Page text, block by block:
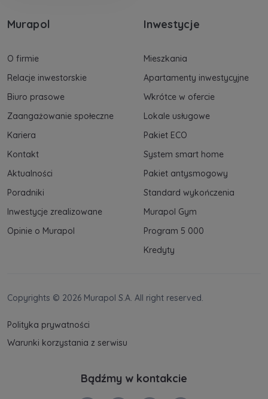
Murapol
O firmie
Relacje inwestorskie
Biuro prasowe
Zaangażowanie społeczne
Kariera
Kontakt
Aktualności
Poradniki
Inwestycje zrealizowane
Opinie o Murapol
Inwestycje
Mieszkania
Apartamenty inwestycyjne
Wkrótce w ofercie
Lokale usługowe
Pakiet ECO
System smart home
Pakiet antysmogowy
Standard wykończenia
Murapol Gym
Program 5 000
Kredyty
Copyrights © 2026 Murapol S.A. All right reserved.
Polityka prywatności
Warunki korzystania z serwisu
Bądźmy w kontakcie